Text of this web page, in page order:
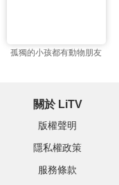
孤獨的小孩都有動物朋友
關於 LiTV
版權聲明
隱私權政策
服務條款